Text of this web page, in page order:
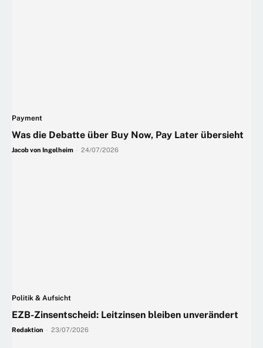
Payment
Was die Debatte über Buy Now, Pay Later übersieht
Jacob von Ingelheim 24/07/2026
Politik & Aufsicht
EZB-Zinsentscheid: Leitzinsen bleiben unverändert
Redaktion 23/07/2026